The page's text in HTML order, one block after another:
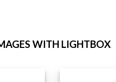
WITH LIGHTBOX